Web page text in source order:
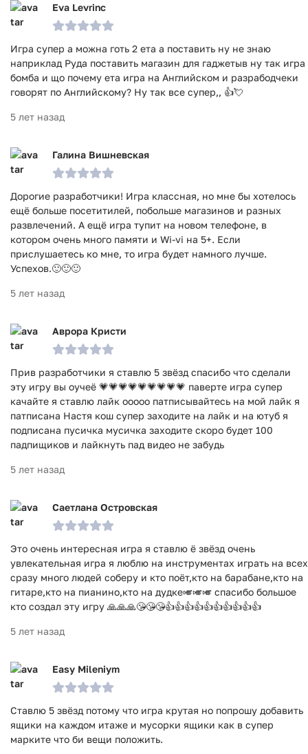
Eva Levrinc
Игра супер а можна готь 2 ета а поставить ну не знаю
наприклад Руда поставить магазин для гаджетыв ну так игра
бомба и що почему ета игра на Английском и разрабодчеки
говорят по Английскому? Ну так все супер,, 👍💘
5 лет назад
Галина Вишневская
Дорогие разработчики! Игра классная, но мне бы хотелось
ещё больше посетитилей, побольше магазинов и разных
развлечений. А ещё игра тупит на новом телефоне, в
котором очень много памяти и Wi-vi на 5+. Если
прислушаетесь ко мне, то игра будет намного лучше.
Успехов.🙂🙂🙂
5 лет назад
Аврора Кристи
Прив разработчики я ставлю 5 звёзд спасибо что сделали
эту игру вы оучеё 💗💗💗💗💗💗💗💗💗 паверте игра супер
качайте я ставлю лайк ооооо патписывайтесь на мой лайк я
патписана Настя кош супер заходите на лайк и на ютуб я
подписана пусичка мусичка заходите скоро будет 100
падпищиков и лайкнуть пад видео не забудь
5 лет назад
Саетлана Островская
Это очень интересная игра я ставлю ё звёзд очень
увлекательная игра я люблю на инструментах играть на всех
сразу много людей соберу и кто поёт,кто на барабане,кто на
гитаре,кто на пианино,кто на дудке🎺🎺🎺 спасибо большое
кто создал эту игру 🙏🙏🙏😘😘😘👍👍👍👍👍👍👍👍👍👍
5 лет назад
Easy Mileniym
Ставлю 5 звёзд потому что игра крутая но попрошу добавить
ящики на каждом итаже и мусорки ящики как в супер
марките что би вещи положить.